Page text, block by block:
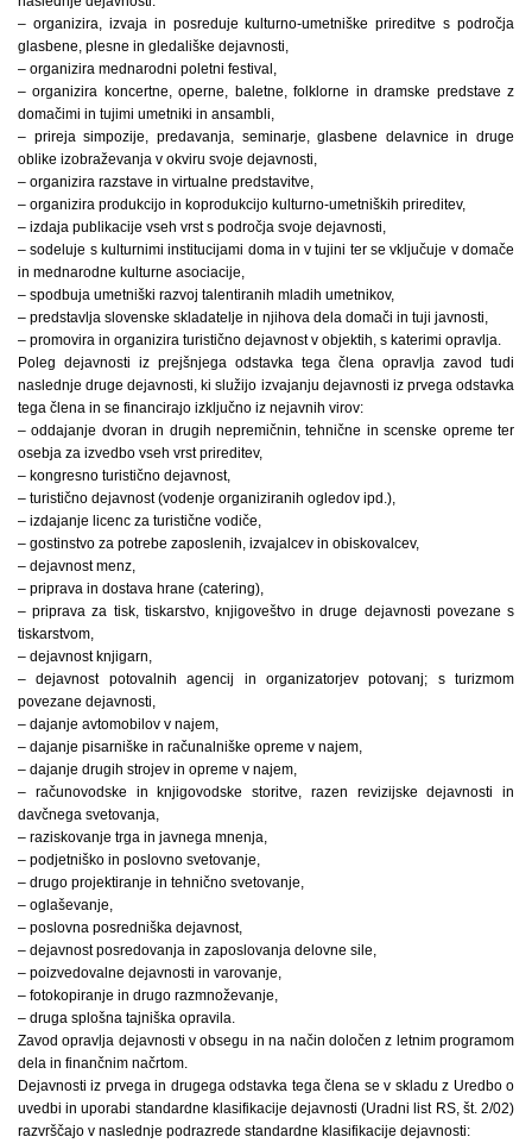
– organizira, izvaja in posreduje kulturno-umetniške prireditve s področja
glasbene, plesne in gledališke dejavnosti,
– organizira mednarodni poletni festival,
– organizira koncertne, operne, baletne, folklorne in dramske predstave z
domačimi in tujimi umetniki in ansambli,
– prireja simpozije, predavanja, seminarje, glasbene delavnice in druge
oblike izobraževanja v okviru svoje dejavnosti,
– organizira razstave in virtualne predstavitve,
– organizira produkcijo in koprodukcijo kulturno-umetniških prireditev,
– izdaja publikacije vseh vrst s področja svoje dejavnosti,
– sodeluje s kulturnimi institucijami doma in v tujini ter se vključuje v domače
in mednarodne kulturne asociacije,
– spodbuja umetniški razvoj talentiranih mladih umetnikov,
– predstavlja slovenske skladatelje in njihova dela domači in tuji javnosti,
– promovira in organizira turistično dejavnost v objektih, s katerimi opravlja.
Poleg dejavnosti iz prejšnjega odstavka tega člena opravlja zavod tudi
naslednje druge dejavnosti, ki služijo izvajanju dejavnosti iz prvega odstavka
tega člena in se financirajo izključno iz nejavnih virov:
– oddajanje dvoran in drugih nepremičnin, tehnične in scenske opreme ter
osebja za izvedbo vseh vrst prireditev,
– kongresno turistično dejavnost,
– turistično dejavnost (vodenje organiziranih ogledov ipd.),
– izdajanje licenc za turistične vodiče,
– gostinstvo za potrebe zaposlenih, izvajalcev in obiskovalcev,
– dejavnost menz,
– priprava in dostava hrane (catering),
– priprava za tisk, tiskarstvo, knjigoveštvo in druge dejavnosti povezane s
tiskarstvom,
– dejavnost knjigarn,
– dejavnost potovalnih agencij in organizatorjev potovanj; s turizmom
povezane dejavnosti,
– dajanje avtomobilov v najem,
– dajanje pisarniške in računalniške opreme v najem,
– dajanje drugih strojev in opreme v najem,
– računovodske in knjigovodske storitve, razen revizijske dejavnosti in
davčnega svetovanja,
– raziskovanje trga in javnega mnenja,
– podjetniško in poslovno svetovanje,
– drugo projektiranje in tehnično svetovanje,
– oglaševanje,
– poslovna posredniška dejavnost,
– dejavnost posredovanja in zaposlovanja delovne sile,
– poizvedovalne dejavnosti in varovanje,
– fotokopiranje in drugo razmnoževanje,
– druga splošna tajniška opravila.
Zavod opravlja dejavnosti v obsegu in na način določen z letnim programom
dela in finančnim načrtom.
Dejavnosti iz prvega in drugega odstavka tega člena se v skladu z Uredbo o
uvedbi in uporabi standardne klasifikacije dejavnosti (Uradni list RS, št. 2/02)
razvrščajo v naslednje podrazrede standardne klasifikacije dejavnosti: